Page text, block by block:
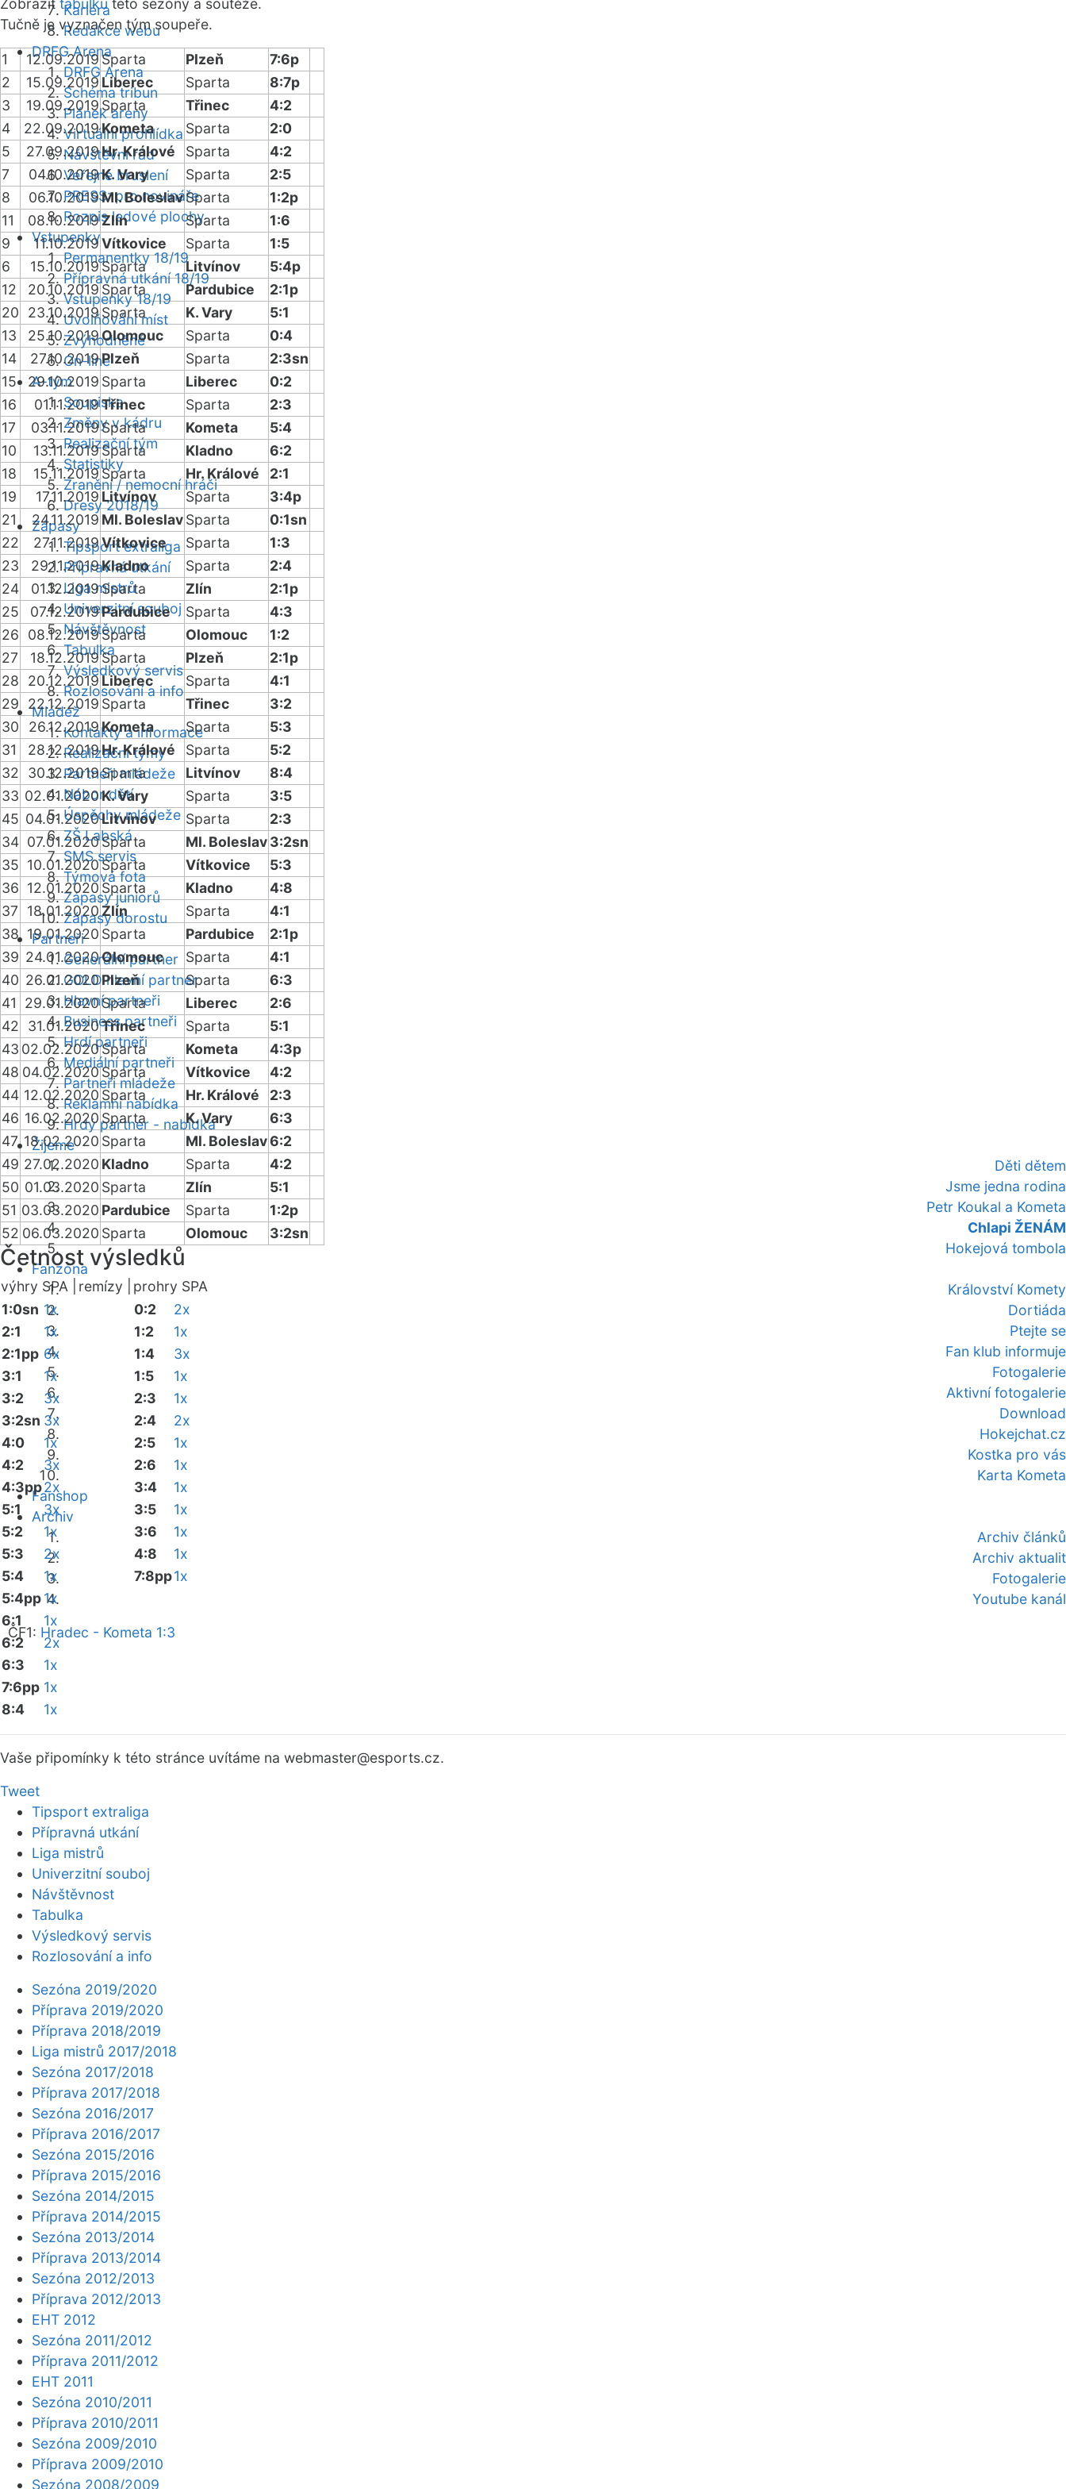
Kariéra
Redakce webu
DRFG Arena
DRFG Arena
Schéma tribun
Plánek areny
Virtuální prohlídka
Návštěvní řád
Veřejné bruslení
PRESS: pro novináře
Rozpis ledové plochy
Vstupenky
Permanentky 18/19
Přípravná utkání 18/19
Vstupenky 18/19
Uvolňování míst
Zvýhodněné
On-line
A-tým
Soupiska
Změny v kádru
Realizační tým
Statistiky
Zranění / nemocní hráči
Dresy 2018/19
Zápasy
Tipsport extraliga
Přípravná utkání
Liga mistrů
Univerzitní souboj
Návštěvnost
Tabulka
Výsledkový servis
Rozlosování a info
Mládež
Kontakty a informace
Realizační týmy
Partneři mládeže
Nábor dětí
Úspěchy mládeže
ZŠ Labská
SMS servis
Týmová fota
Zápasy juniorů
Zápasy dorostu
Partneři
Generální partner
GOLD hlavní partner
Hlavní partneři
Business partneři
Hrdí partneři
Mediální partneři
Partneři mládeže
Reklamní nabídka
Hrdý partner - nabídka
Žijeme
Děti dětem
Jsme jedna rodina
Petr Koukal a Kometa
Chlapi ŽENÁM
Hokejová tombola
Fanzóna
Království Komety
Dortiáda
Ptejte se
Fan klub informuje
Fotogalerie
Aktivní fotogalerie
Download
Hokejchat.cz
Kostka pro vás
Karta Kometa
Fanshop
Archiv
Archiv článků
Archiv aktualit
Fotogalerie
Youtube kanál
ČF1: Hradec - Kometa 1:3
Zobrazit tabulku této sezóny a soutěže.
Tučně je vyznačen tým soupeře.
1 12.09.2019Sparta Plzeň
7:6p
2
15.09.2019 Liberec Sparta
8:7p
3
19.09.2019 Sparta Třinec
4:2
4
22.09.2019Kometa Sparta
2:0
5
27.09.2019Hr. Králové Sparta
4:2
7
04.10.2019K. Vary Sparta
2:5
8
06.10.2019Ml. BoleslavSparta
1:2p
11
08.10.2019Zlín Sparta
1:6
9
11.10.2019Vítkovice Sparta
1:5
6
15.10.2019Sparta Litvínov
5:4p
12
20.10.2019Sparta Pardubice
2:1p
20
23.10.2019Sparta K. Vary
5:1
13
25.10.2019Olomouc Sparta
0:4
14
27.10.2019Plzeň Sparta
2:3sn
15
29.10.2019 Sparta Liberec
0:2
16
01.11.2019Třinec Sparta
2:3
17
03.11.2019Sparta Kometa
5:4
10
13.11.2019Sparta Kladno
6:2
18
15.11.2019Sparta Hr. Králové
2:1
19
17.11.2019 Litvínov Sparta
3:4p
21
24.11.2019 Ml. BoleslavSparta
0:1sn
22
27.11.2019Vítkovice Sparta
1:3
23
29.11.2019Kladno Sparta
2:4
24
01.12.2019Sparta Zlín
2:1p
25
07.12.2019Pardubice Sparta
4:3
26
08.12.2019Sparta Olomouc
1:2
27
18.12.2019 Sparta Plzeň
2:1p
28
20.12.2019Liberec Sparta
4:1
29
22.12.2019 Sparta Třinec
3:2
30
26.12.2019Kometa Sparta
5:3
31
28.12.2019Hr. Králové Sparta
5:2
32
30.12.2019Sparta Litvínov
8:4
33 02.01.2020K. Vary Sparta
3:5
45 04.01.2020Litvínov Sparta
2:3
34 07.01.2020Sparta Ml. Boleslav3:2sn
35 10.01.2020Sparta Vítkovice
5:3
36 12.01.2020 Sparta Kladno
4:8
37
18.01.2020 Zlín Sparta
4:1
38 19.01.2020 Sparta Pardubice
2:1p
39 24.01.2020Olomouc Sparta
4:1
40 26.01.2020Plzeň Sparta
6:3
41
29.01.2020Sparta Liberec
2:6
42
31.01.2020Třinec Sparta
5:1
43 02.02.2020Sparta Kometa
4:3p
48 04.02.2020Sparta Vítkovice
4:2
44 12.02.2020 Sparta Hr. Králové
2:3
46 16.02.2020Sparta K. Vary
6:3
47 18.02.2020 Sparta Ml. Boleslav6:2
49 27.02.2020 Kladno Sparta
4:2
50 01.03.2020 Sparta Zlín
5:1
51 03.03.2020 Pardubice Sparta
1:2p
52 06.03.2020 Sparta Olomouc 3:2sn
Četnost výsledků
výhry SPA | remízy |
prohry SPA
1:0sn 1x
2:1
1x
2:1pp 6x
3:1
1x
3:2
3x
3:2sn 3x
4:0
1x
4:2
3x
4:3pp2x
5:1
3x
5:2
1x
5:3
2x
5:4
1x
5:4pp1x
6:1
1x
6:2
2x
6:3
1x
7:6pp 1x
8:4
1x
0:2
2x
1:2
1x
1:4
3x
1:5
1x
2:3
1x
2:4
2x
2:5
1x
2:6
1x
3:4
1x
3:5
1x
3:6
1x
4:8
1x
7:8pp1x
Vaše připomínky k této stránce uvítáme na webmaster@esports.cz.
Tweet
Tipsport extraliga
Přípravná utkání
Liga mistrů
Univerzitní souboj
Návštěvnost
Tabulka
Výsledkový servis
Rozlosování a info
Sezóna 2019/2020
Příprava 2019/2020
Příprava 2018/2019
Liga mistrů 2017/2018
Sezóna 2017/2018
Příprava 2017/2018
Sezóna 2016/2017
Příprava 2016/2017
Sezóna 2015/2016
Příprava 2015/2016
Sezóna 2014/2015
Příprava 2014/2015
Sezóna 2013/2014
Příprava 2013/2014
Sezóna 2012/2013
Příprava 2012/2013
EHT 2012
Sezóna 2011/2012
Příprava 2011/2012
EHT 2011
Sezóna 2010/2011
Příprava 2010/2011
Sezóna 2009/2010
Příprava 2009/2010
Sezóna 2008/2009